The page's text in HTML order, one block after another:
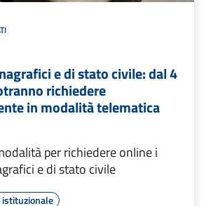
e di stato civile: dal 4
richiedere
in modalità telematica
per richiedere online i
e di stato civile
istituzionale